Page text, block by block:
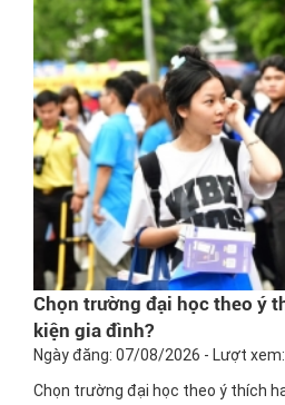
Chọn trường đại học theo ý
kiện gia đình?
Ngày đăng: 07/08/2026 - Lượt xem:
Chọn trường đại học theo ý thích